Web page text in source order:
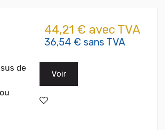
de
44,21 € avec TVA
36,54 € sans TVA
Voir